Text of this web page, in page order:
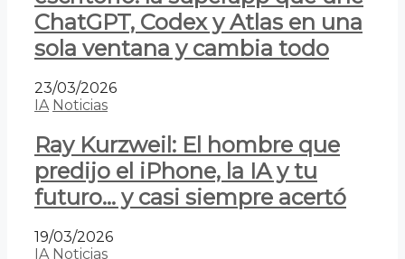
ChatGPT, Codex y Atlas en una
sola ventana y cambia todo
23/03/2026
IA Noticias
Ray Kurzweil: El hombre que
predijo el iPhone, la IA y tu
futuro… y casi siempre acertó
19/03/2026
IA Noticias